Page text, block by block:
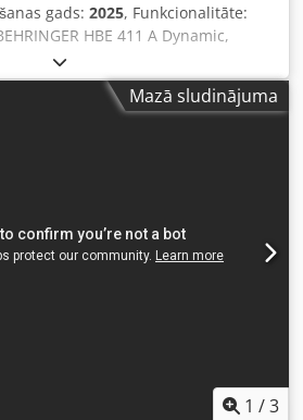
gads: 2025, Funkcionalitāte:
HBE 411 A Dynamic,
uzraudzība 22 AFC-Pro 33 Zāģa
transportieris 100 Stieņa
Apgaismojums Jaunas Behringer
Dkodpfxezixyls Aprjr
Garantija no iegādes datuma
Mazā sludinājuma
1 /3